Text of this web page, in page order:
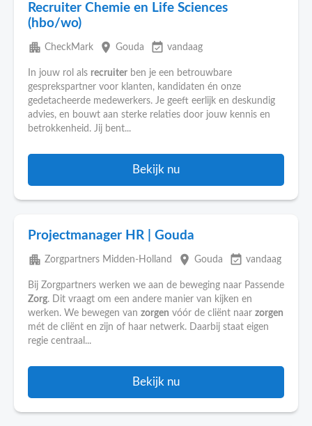
Recruiter Chemie en Life Sciences
(hbo/wo)
apartment CheckMark place Gouda event_available vandaag
In jouw rol als recruiter ben je een betrouwbare
gesprekspartner voor klanten, kandidaten én onze
gedetacheerde medewerkers. Je geeft eerlijk en deskundig
advies, en bouwt aan sterke relaties door jouw kennis en
betrokkenheid. Jij bent...
Bekijk nu
Projectmanager HR | Gouda
apartment Zorgpartners Midden-Holland place Gouda event_available vandaag
Bij Zorgpartners werken we aan de beweging naar Passende
Zorg. Dit vraagt om een andere manier van kijken en
werken. We bewegen van zorgen vóór de cliënt naar zorgen
mét de cliënt en zijn of haar netwerk. Daarbij staat eigen
regie centraal...
Bekijk nu